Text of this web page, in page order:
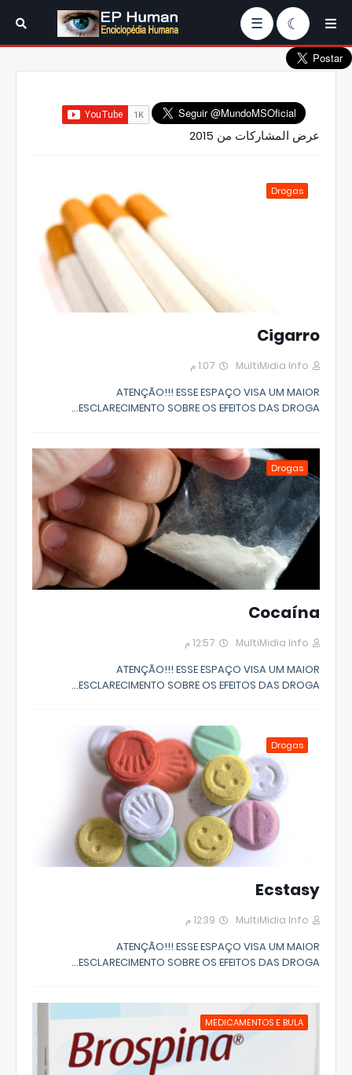
☰
عرض المشاركات من 2015
Drogas
Cigarro
MultiMidia Info 1:07 م
ATENÇÃO!!! ESSE ESPAÇO VISA UM MAIOR
ESCLARECIMENTO SOBRE OS EFEITOS DAS DROGA…
Drogas
Cocaína
MultiMidia Info 12:57 م
ATENÇÃO!!! ESSE ESPAÇO VISA UM MAIOR
ESCLARECIMENTO SOBRE OS EFEITOS DAS DROGA…
Drogas
Ecstasy
MultiMidia Info 12:39 م
ATENÇÃO!!! ESSE ESPAÇO VISA UM MAIOR
ESCLARECIMENTO SOBRE OS EFEITOS DAS DROGA…
MEDICAMENTOS E BULA